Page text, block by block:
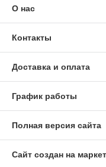
О нас
Контакты
Доставка и оплата
График работы
Полная версия сайта
Сайт создан на